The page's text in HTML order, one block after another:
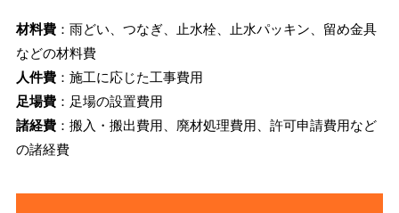
材料費：雨どい、つなぎ、止水栓、止水パッキン、留め金具
などの材料費
人件費：施工に応じた工事費用
足場費：足場の設置費用
諸経費：搬入・搬出費用、廃材処理費用、許可申請費用など
の諸経費